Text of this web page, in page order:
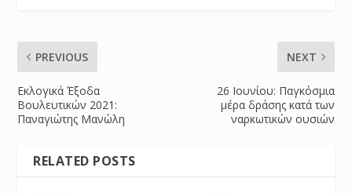
PREVIOUS
Εκλογικά Έξοδα
Βουλευτικών 2021:
Παναγιώτης Μανώλη
NEXT
26 Ιουνίου: Παγκόσμια
μέρα δράσης κατά των
ναρκωτικών ουσιών
RELATED POSTS